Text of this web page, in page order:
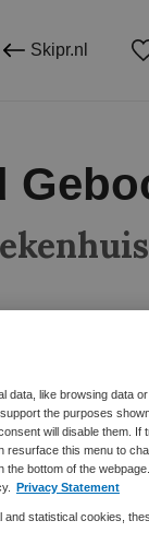
Skipr.nl
like browsing data
the purposes
will disable them.
resurface this menu to
bottom of the
Privacy Statement
statistical cookies,